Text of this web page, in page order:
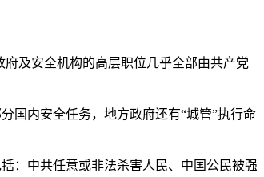
府及安全机构的高层职位几乎全部由共产党
国内安全任务，地方政府还有“城管”执行命
：中共任意或非法杀害人民、中国公民被强